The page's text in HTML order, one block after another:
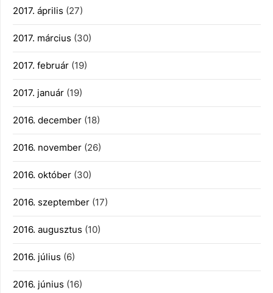
2017. április (27)
2017. március (30)
2017. február (19)
2017. január (19)
2016. december (18)
2016. november (26)
2016. október (30)
2016. szeptember (17)
2016. augusztus (10)
2016. július (6)
2016. június (16)